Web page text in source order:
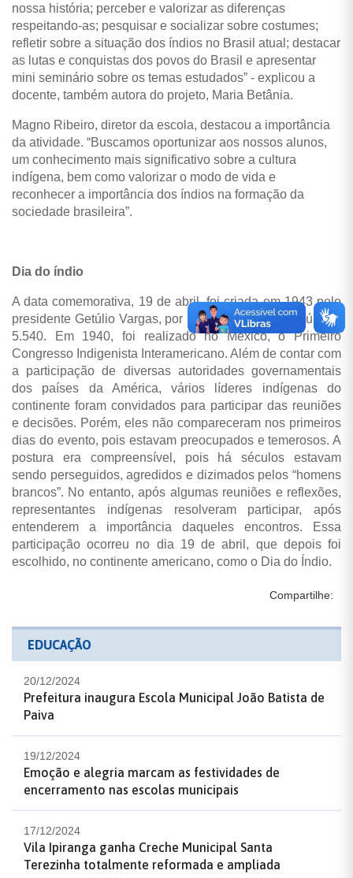
nossa história; perceber e valorizar as diferenças
respeitando-as; pesquisar e socializar sobre costumes;
refletir sobre a situação dos índios no Brasil atual; destacar
as lutas e conquistas dos povos do Brasil e apresentar
mini seminário sobre os temas estudados” - explicou a
docente, também autora do projeto, Maria Betânia.
Magno Ribeiro, diretor da escola, destacou a importância
da atividade. “Buscamos oportunizar aos nossos alunos,
um conhecimento mais significativo sobre a cultura
indígena, bem como valorizar o modo de vida e
reconhecer a importância dos índios na formação da
sociedade brasileira”.
Dia do índio
A data comemorativa, 19 de abril, foi criada em 1943 pelo
presidente Getúlio Vargas, por meio do decreto lei número
5.540. Em 1940, foi realizado no México, o Primeiro
Congresso Indigenista Interamericano. Além de contar com
a participação de diversas autoridades governamentais
dos países da América, vários líderes indígenas do
continente foram convidados para participar das reuniões
e decisões. Porém, eles não compareceram nos primeiros
dias do evento, pois estavam preocupados e temerosos. A
postura era compreensível, pois há séculos estavam
sendo perseguidos, agredidos e dizimados pelos “homens
brancos”. No entanto, após algumas reuniões e reflexões,
representantes indígenas resolveram participar, após
entenderem a importância daqueles encontros. Essa
participação ocorreu no dia 19 de abril, que depois foi
escolhido, no continente americano, como o Dia do Índio.
Compartilhe:
EDUCAÇÃO
20/12/2024
Prefeitura inaugura Escola Municipal João Batista de
Paiva
19/12/2024
Emoção e alegria marcam as festividades de
encerramento nas escolas municipais
17/12/2024
Vila Ipiranga ganha Creche Municipal Santa
Terezinha totalmente reformada e ampliada